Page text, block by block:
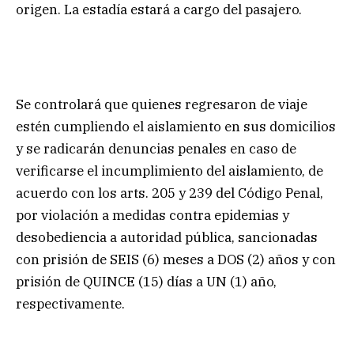
origen. La estadía estará a cargo del pasajero.
Se controlará que quienes regresaron de viaje
estén cumpliendo el aislamiento en sus domicilios
y se radicarán denuncias penales en caso de
verificarse el incumplimiento del aislamiento, de
acuerdo con los arts. 205 y 239 del Código Penal,
por violación a medidas contra epidemias y
desobediencia a autoridad pública, sancionadas
con prisión de SEIS (6) meses a DOS (2) años y con
prisión de QUINCE (15) días a UN (1) año,
respectivamente.